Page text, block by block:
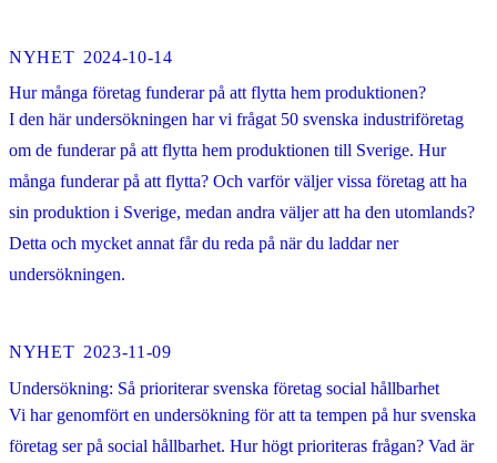
NYHET 2024-10-14
Hur många företag funderar på att flytta hem produktionen?
I den här undersökningen har vi frågat 50 svenska industriföretag
om de funderar på att flytta hem produktionen till Sverige. Hur
många funderar på att flytta? Och varför väljer vissa företag att ha
sin produktion i Sverige, medan andra väljer att ha den utomlands?
Detta och mycket annat får du reda på när du laddar ner
undersökningen.
NYHET 2023-11-09
Undersökning: Så prioriterar svenska företag social hållbarhet
Vi har genomfört en undersökning för att ta tempen på hur svenska
företag ser på social hållbarhet. Hur högt prioriteras frågan? Vad är